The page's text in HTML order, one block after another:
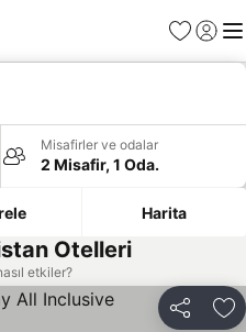
Favoriler
Giriş
Misafirler ve odalar
2 Misafir, 1 Oda.
Harita
Otelleri
etkiler?
Paylaş